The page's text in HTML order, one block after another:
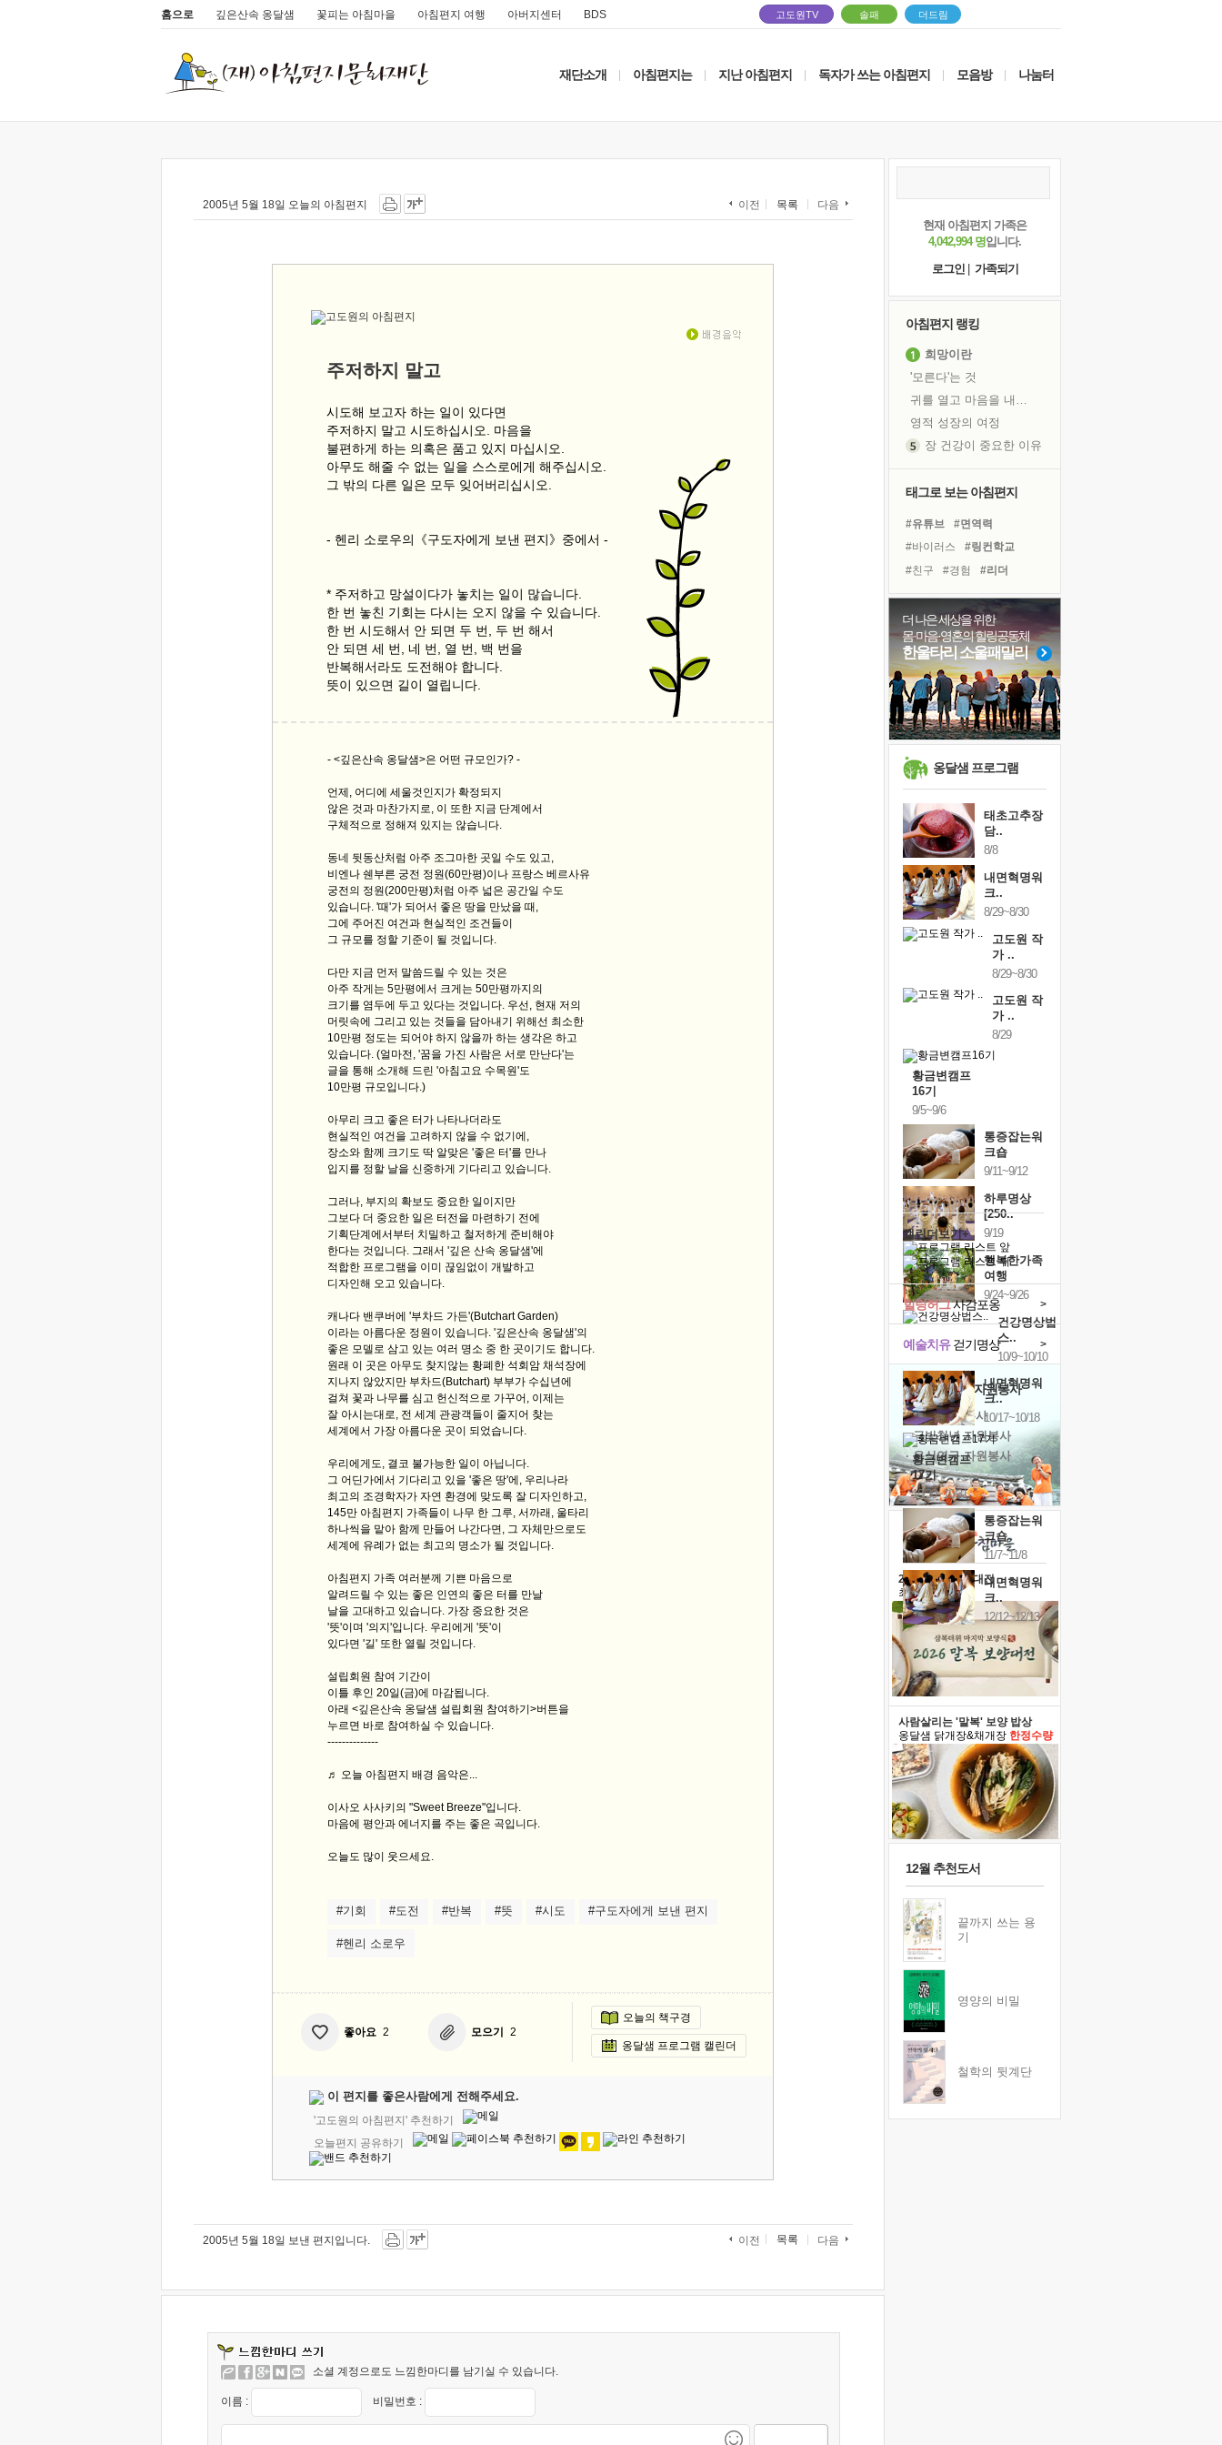
홈으로 깊은산속 옹달샘 꽃피는 아침마을 아침편지 여행 아버지센터 BDS 고도원TV 솔패 더드림
재단소개 아침편지는 지난 아침편지 독자가 쓰는 아침편지 모음방 나눔터
2005년 5월 18일 오늘의 아침편지 이전 목록 다음
주저하지 말고
시도해 보고자 하는 일이 있다면
주저하지 말고 시도하십시오. 마음을
불편하게 하는 의혹은 품고 있지 마십시오.
아무도 해줄 수 없는 일을 스스로에게 해주십시오.
그 밖의 다른 일은 모두 잊어버리십시오.
- 헨리 소로우의《구도자에게 보낸 편지》중에서 -
* 주저하고 망설이다가 놓치는 일이 많습니다.
한 번 놓친 기회는 다시는 오지 않을 수 있습니다.
한 번 시도해서 안 되면 두 번, 두 번 해서
안 되면 세 번, 네 번, 열 번, 백 번을
반복해서라도 도전해야 합니다.
뜻이 있으면 길이 열립니다.
- <깊은산속 옹달샘>은 어떤 규모인가? -
언제, 어디에 세울것인지가 확정되지
않은 것과 마찬가지로, 이 또한 지금 단계에서
구체적으로 정해져 있지는 않습니다.
동네 뒷동산처럼 아주 조그마한 곳일 수도 있고,
비엔나 쉔부른 궁전 정원(60만평)이나 프랑스 베르사유
궁전의 정원(200만평)처럼 아주 넓은 공간일 수도
있습니다. '때'가 되어서 좋은 땅을 만났을 때,
그에 주어진 여건과 현실적인 조건들이
그 규모를 정할 기준이 될 것입니다.
다만 지금 먼저 말씀드릴 수 있는 것은
아주 작게는 5만평에서 크게는 50만평까지의
크기를 염두에 두고 있다는 것입니다. 우선, 현재 저의
머릿속에 그리고 있는 것들을 담아내기 위해선 최소한
10만평 정도는 되어야 하지 않을까 하는 생각은 하고
있습니다. (얼마전, '꿈을 가진 사람은 서로 만난다'는
글을 통해 소개해 드린 '아침고요 수목원'도
10만평 규모입니다.)
아무리 크고 좋은 터가 나타나더라도
현실적인 여건을 고려하지 않을 수 없기에,
장소와 함께 크기도 딱 알맞은 '좋은 터'를 만나
입지를 정할 날을 신중하게 기다리고 있습니다.
그러나, 부지의 확보도 중요한 일이지만
그보다 더 중요한 일은 터전을 마련하기 전에
기획단계에서부터 치밀하고 철저하게 준비해야
한다는 것입니다. 그래서 '깊은 산속 옹달샘'에
적합한 프로그램을 이미 끊임없이 개발하고
디자인해 오고 있습니다.
캐나다 밴쿠버에 '부차드 가든'(Butchart Garden)
이라는 아름다운 정원이 있습니다. '깊은산속 옹달샘'의
좋은 모델로 삼고 있는 여러 명소 중 한 곳이기도 합니다.
원래 이 곳은 아무도 찾지않는 황폐한 석회암 채석장에
지나지 않았지만 부차드(Butchart) 부부가 수십년에
걸쳐 꽃과 나무를 심고 헌신적으로 가꾸어, 이제는
잘 아시는대로, 전 세계 관광객들이 줄지어 찾는
세계에서 가장 아름다운 곳이 되었습니다.
우리에게도, 결코 불가능한 일이 아닙니다.
그 어딘가에서 기다리고 있을 '좋은 땅'에, 우리나라
최고의 조경학자가 자연 환경에 맞도록 잘 디자인하고,
145만 아침편지 가족들이 나무 한 그루, 서까래, 울타리
하나씩을 맡아 함께 만들어 나간다면, 그 자체만으로도
세계에 유례가 없는 최고의 명소가 될 것입니다.
아침편지 가족 여러분께 기쁜 마음으로
알려드릴 수 있는 좋은 인연의 좋은 터를 만날
날을 고대하고 있습니다. 가장 중요한 것은
'뜻'이며 '의지'입니다. 우리에게 '뜻'이
있다면 '길' 또한 열릴 것입니다.
설립회원 참여 기간이
이틀 후인 20일(금)에 마감됩니다.
아래 <깊은산속 옹달샘 설립회원 참여하기>버튼을
누르면 바로 참여하실 수 있습니다.
--------------
♬ 오늘 아침편지 배경 음악은...
이사오 사사키의 "Sweet Breeze"입니다.
마음에 평안과 에너지를 주는 좋은 곡입니다.
오늘도 많이 웃으세요.
#기회 #도전 #반복 #뜻 #시도 #구도자에게 보낸 편지
#헨리 소로우
좋아요 2 모으기 2
오늘의 책구경
옹달샘 프로그램 캘린더
이 편지를 좋은사람에게 전해주세요.
'고도원의 아침편지' 추천하기
오늘편지 공유하기
2005년 5월 18일 보낸 편지입니다. 이전 목록 다음
소셜 계정으로도 느낌한마디를 남기실 수 있습니다.
이름 : 비밀번호 :
현재 아침편지 가족은
4,042,994 명입니다.
로그인
가족되기
아침편지 랭킹
희망이란
'모른다'는 것
귀를 열고 마음을 내어주고
영적 성장의 여정
장 건강이 중요한 이유
꿈이 실제가 되는 것
'말 타는 법'을 먼저
졸업식 사진을 보며
아픈 아버지를 위한 공간 설계
극심한 변비, 어깨결림, 수면 장애
보고 싶은 어머니
유년 시절의 부산 영도 바다
못된 꼰대들
거울 속의 나
태그로 보는 아침편지
#유튜브
#면역력
#바이러스
#링컨학교
#친구
#경험
#리더
#비전캠프
#희망
#힐링
#극복
#나눔
#다짐
#명상
#위기
#삶
#아이들
#도움
#독서
#선택
#건강 #계획
더 나은 세상을 위한
몸·마음·영혼의 힐링공동체
한울타리 소울패밀리
옹달샘 프로그램
태초고추장
담..
8/8
내면혁명워
크..
8/29~8/30
고도원 작
가 ..
8/29~8/30
고도원 작
가 ..
8/29
황금변캠프
16기
9/5~9/6
통증잡는워
크숍
9/11~9/12
하루명상
[250..
9/19
행복한가족
여행
9/24~9/26
건강명상법
스..
10/9~10/10
내면혁명워
크..
10/17~10/18
황금변캠프
17기
10/30~10/31
통증잡는워
크숍
11/7~11/8
내면혁명워
크..
12/12~12/13
캘린더보기+
예술치유걷기명상 >
힐링허그사감포옹 >
'옹달샘의 꽃'자원봉사
· 청년 자원봉사
· 금빛청년 자원봉사
· 음식연구 자원봉사
2026 말복 보양대전
최대74%할인
사람살리는 '말복' 보양 밥상
옹달샘 닭개장&채개장 한정수량
12월 추천도서
끝까지 쓰는 용
기
영양의 비밀
철학의 뒷계단